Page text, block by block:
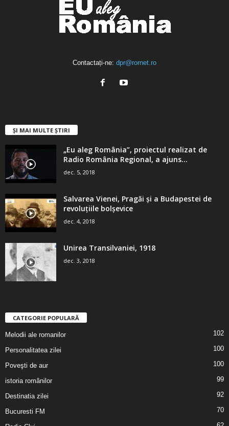
Contactați-ne: dpr@rornet.ro
ȘI MAI MULTE ȘTIRI
„Eu aleg România”, proiectul realizat de
Radio România Regional, a ajuns...
dec. 5, 2018
Salvarea Vienei, Pragăi şi a Budapestei de
revoluţiile bolşevice
dec. 4, 2018
Unirea Transilvaniei, 1918
dec. 3, 2018
CATEGORIE POPULARĂ
Melodii ale romanilor 102
Personalitatea zilei 100
Poveşti de aur 100
istoria românilor 99
Destinatia zilei 92
Bucuresti FM 70